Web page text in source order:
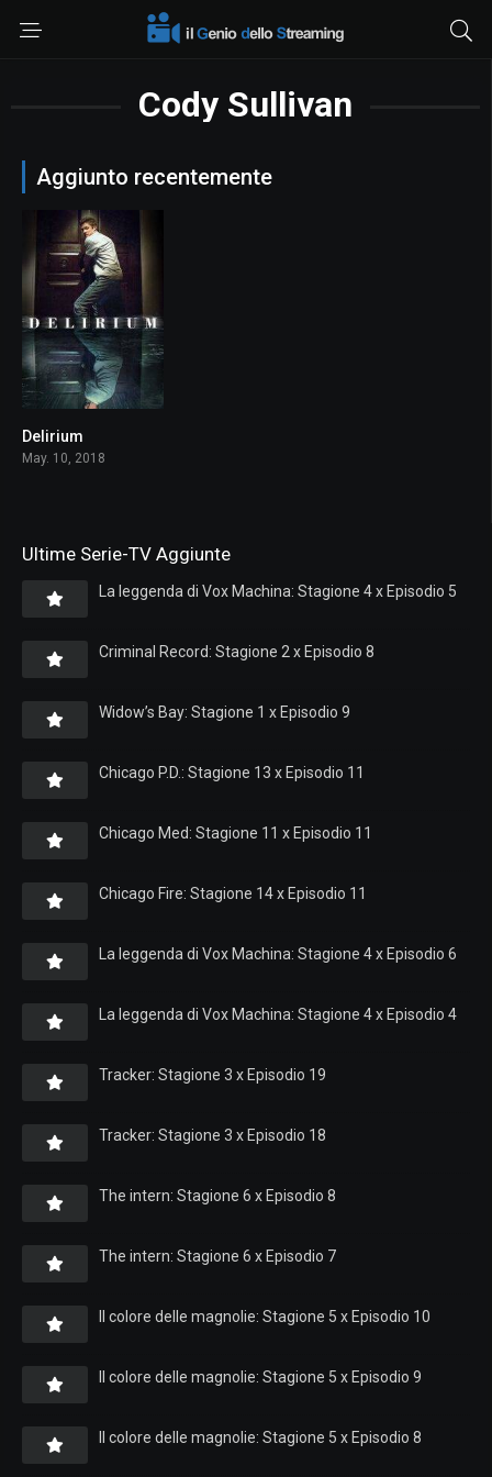
Cody Sullivan
Aggiunto recentemente
Delirium
May. 10, 2018
Ultime Serie-TV Aggiunte
La leggenda di Vox Machina: Stagione 4 x Episodio 5
Criminal Record: Stagione 2 x Episodio 8
Widow’s Bay: Stagione 1 x Episodio 9
Chicago P.D.: Stagione 13 x Episodio 11
Chicago Med: Stagione 11 x Episodio 11
Chicago Fire: Stagione 14 x Episodio 11
La leggenda di Vox Machina: Stagione 4 x Episodio 6
La leggenda di Vox Machina: Stagione 4 x Episodio 4
Tracker: Stagione 3 x Episodio 19
Tracker: Stagione 3 x Episodio 18
The intern: Stagione 6 x Episodio 8
The intern: Stagione 6 x Episodio 7
Il colore delle magnolie: Stagione 5 x Episodio 10
Il colore delle magnolie: Stagione 5 x Episodio 9
Il colore delle magnolie: Stagione 5 x Episodio 8